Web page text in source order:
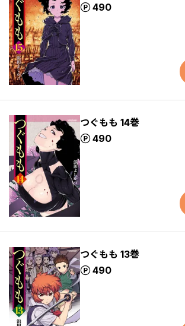
490
ポイント
つぐもも 14巻
490
ポイント
つぐもも 13巻
490
ポイント